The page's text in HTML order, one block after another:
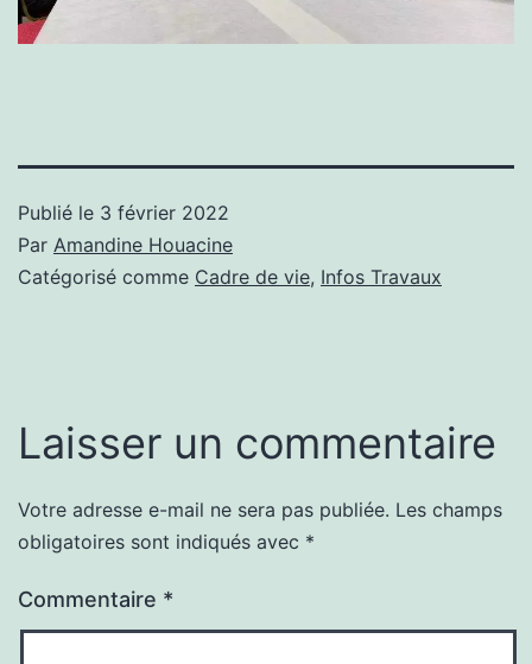
Publié le 3 février 2022
Par Amandine Houacine
Catégorisé comme Cadre de vie, Infos Travaux
Laisser un commentaire
Votre adresse e-mail ne sera pas publiée. Les champs
obligatoires sont indiqués avec *
Commentaire *